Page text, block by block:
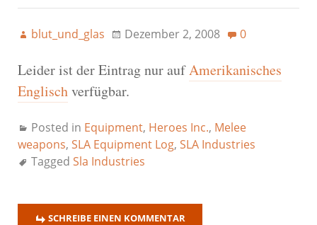
blut_und_glas Dezember 2, 2008 0
Leider ist der Eintrag nur aufAmerikanisches
Englischverfügbar.
Posted in Equipment, Heroes Inc., Melee
weapons, SLA Equipment Log, SLA Industries
Tagged Sla Industries
SCHREIBE EINEN KOMMENTAR